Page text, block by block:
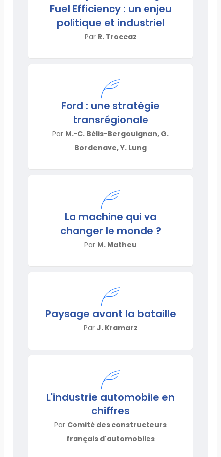
Fuel Efficiency : un enjeu
politique et industriel
Par R. Troccaz
Ford : une stratégie
transrégionale
Par M.-C. Bélis-Bergouignan, G.
Bordenave, Y. Lung
La machine qui va
changer le monde ?
Par M. Matheu
Paysage avant la bataille
Par J. Kramarz
L'industrie automobile en
chiffres
Par Comité des constructeurs
français d'automobiles